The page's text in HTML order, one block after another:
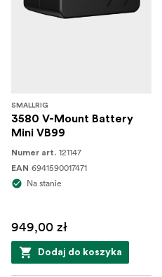
SMALLRIG
3580 V-Mount Battery
Mini VB99
Numer art. 121147
EAN 6941590017471
Na stanie
949,00 zł
Dodaj do koszyka